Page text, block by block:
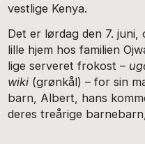
vestlige Kenya.
Det er lørdag den 7.
lille hjem hos familien
lige serveret frokost –
wiki (grønkål) – for sin
barn, Albert, hans
deres treårige